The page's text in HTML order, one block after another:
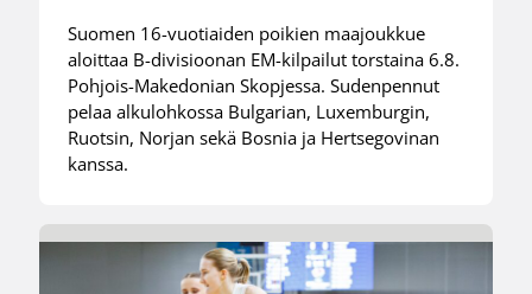
Suomen 16-vuotiaiden poikien maajoukkue
aloittaa B-divisioonan EM-kilpailut torstaina 6.8.
Pohjois-Makedonian Skopjessa. Sudenpennut
pelaa alkulohkossa Bulgarian, Luxemburgin,
Ruotsin, Norjan sekä Bosnia ja Hertsegovinan
kanssa.